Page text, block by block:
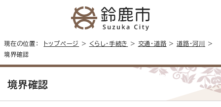
現在の位置： トップページ > くらし・手続き > 交通・道路 >道路・河川
>
境界確認
境界確認